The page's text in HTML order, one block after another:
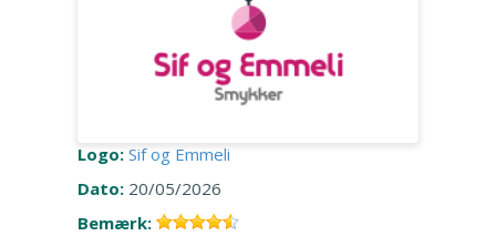
Logo: Sif og Emmeli
Dato: 20/05/2026
Bemærk: